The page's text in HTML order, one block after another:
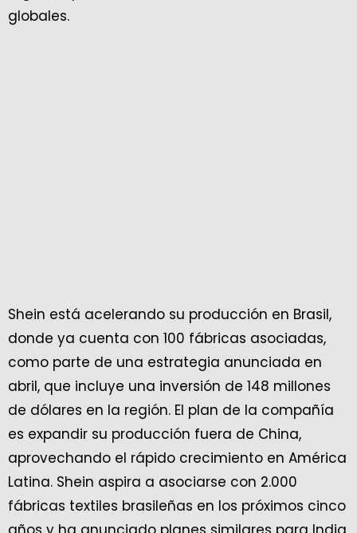
globales.
Shein está acelerando su producción en Brasil,
donde ya cuenta con 100 fábricas asociadas,
como parte de una estrategia anunciada en
abril, que incluye una inversión de 148 millones
de dólares en la región. El plan de la compañía
es expandir su producción fuera de China,
aprovechando el rápido crecimiento en América
Latina. Shein aspira a asociarse con 2.000
fábricas textiles brasileñas en los próximos cinco